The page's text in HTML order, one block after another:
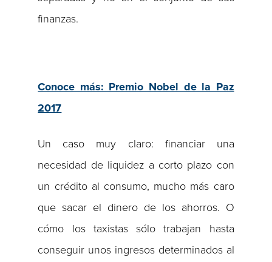
finanzas.
Conoce más: Premio Nobel de la Paz
2017
Un caso muy claro: financiar una
necesidad de liquidez a corto plazo con
un crédito al consumo, mucho más caro
que sacar el dinero de los ahorros. O
cómo los taxistas sólo trabajan hasta
conseguir unos ingresos determinados al